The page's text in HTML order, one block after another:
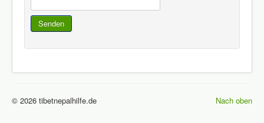
Nach oben
© 2026 tibetnepalhilfe.de